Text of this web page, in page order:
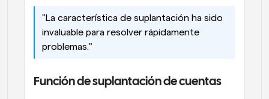
"La característica de suplantación ha sido
invaluable para resolver rápidamente
problemas."
Función de suplantación de cuentas